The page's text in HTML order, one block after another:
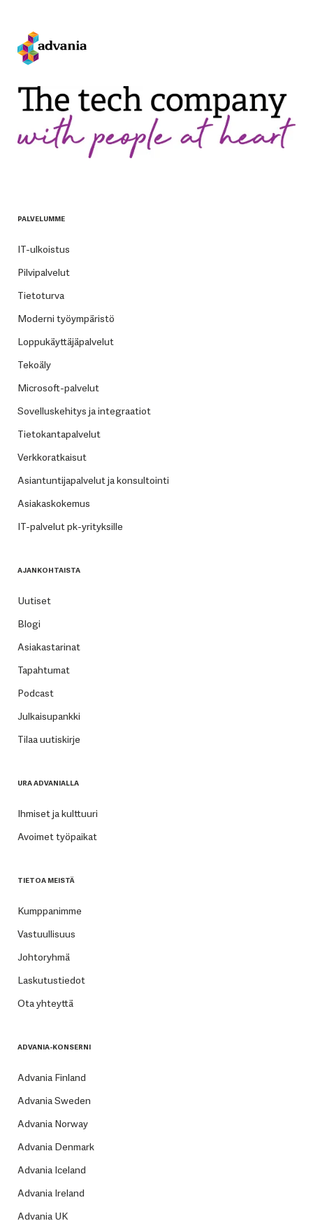
PALVELUMME
IT-ulkoistus
Pilvipalvelut
Tietoturva
Moderni työympäristö
Loppukäyttäjäpalvelut
Tekoäly
Microsoft-palvelut
Sovelluskehitys ja integraatiot
Tietokantapalvelut
Verkkoratkaisut
Asiantuntijapalvelut ja konsultointi
Asiakaskokemus
IT-palvelut pk-yrityksille
AJANKOHTAISTA
Uutiset
Blogi
Asiakastarinat
Tapahtumat
Podcast
Julkaisupankki
Tilaa uutiskirje
URA ADVANIALLA
Ihmiset ja kulttuuri
Avoimet työpaikat
TIETOA MEISTÄ
Kumppanimme
Vastuullisuus
Johtoryhmä
Laskutustiedot
Ota yhteyttä
ADVANIA-KONSERNI
Advania Finland
Advania Sweden
Advania Norway
Advania Denmark
Advania Iceland
Advania Ireland
Advania UK